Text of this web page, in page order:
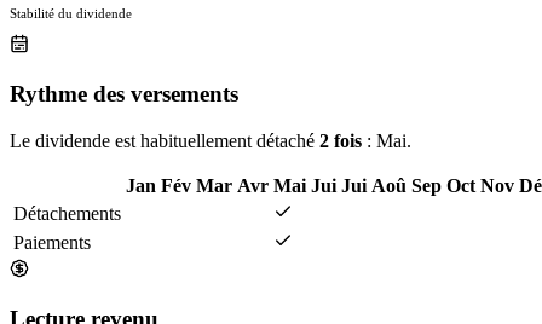
Stabilité du dividende
Rythme des versements
Le dividende est habituellement détaché 2 fois : Mai.
Jan Fév Mar Avr Mai Jui Jui Aoû Sep Oct Nov
Détachements
Paiements
Lecture revenu